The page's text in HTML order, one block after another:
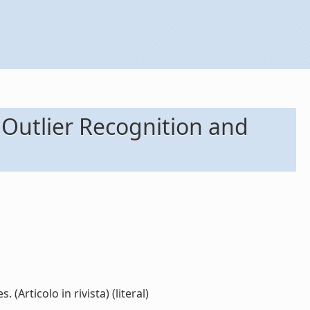
Recognition and
(Articolo in rivista) (literal)